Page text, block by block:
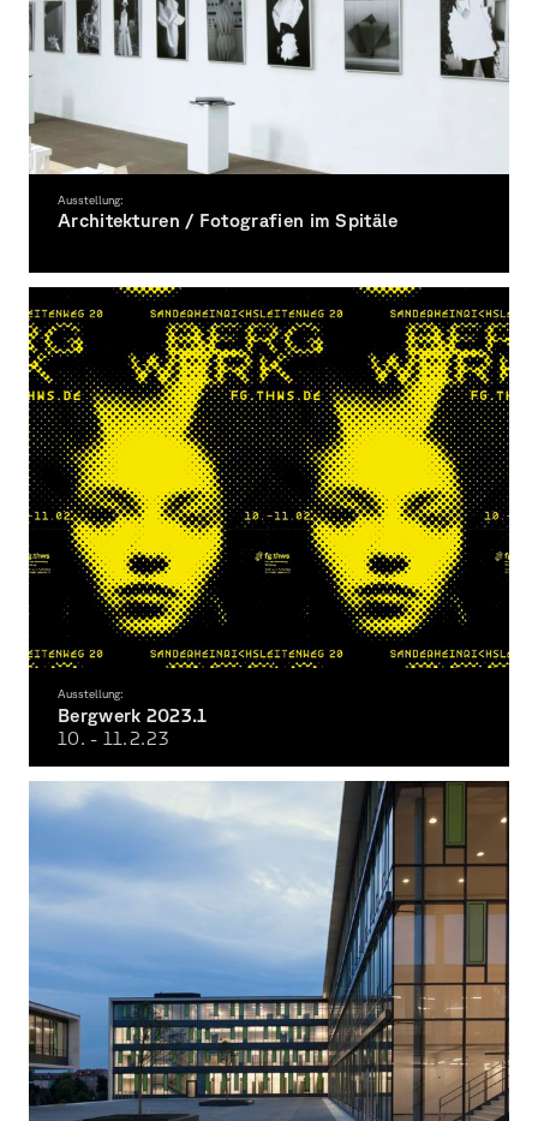
Ausstellung:
Architekturen / Fotografien im Spitäle
Ausstellung:
Bergwerk 2023.1
10. - 11.2.23